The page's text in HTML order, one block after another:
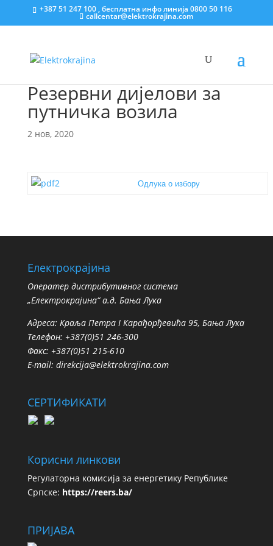
+387 51 247 100 , бесплатна инфо линија 0800 50 116
callcentar@elektrokrajina.com
Резервни дијелови за
путничка возила
2 нов, 2020
Одлука о избору
Електрокрајина
Oператер дистрибутивног система
„Електрокрајина“ а.д. Бања Лука
Адреса: Краља Петра I Карађорђевића 95, Бања Лука
Телефон: +387(0)51 246-300
Факс: +387(0)51 215-610
E-mail: direkcija@elektrokrajina.com
СЕРТИФИКАТИ
Корисни линкови
Регулаторна комисија за енергетику Републике
Српске: https://reers.ba/
ПРИЈАВА